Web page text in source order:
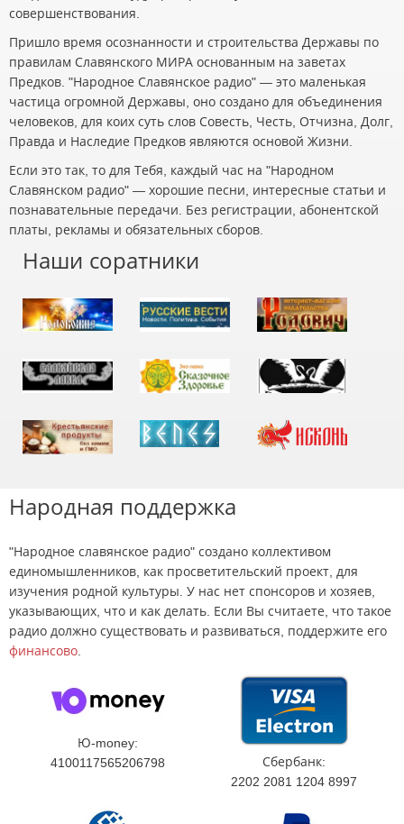
совершенствования.
Пришло время осознанности и строительства Державы по
правилам Славянского МИРА основанным на заветах
Предков. "Народное Славянское радио" — это маленькая
частица огромной Державы, оно создано для объединения
человеков, для коих суть слов Совесть, Честь, Отчизна, Долг,
Правда и Наследие Предков являются основой Жизни.
Если это так, то для Тебя, каждый час на "Народном
Славянском радио" — хорошие песни, интересные статьи и
познавательные передачи. Без регистрации, абонентской
платы, рекламы и обязательных сборов.
Наши соратники
Народная поддержка
"Народное славянское радио" создано коллективом
единомышленников, как просветительский проект, для
изучения родной культуры. У нас нет спонсоров и хозяев,
указывающих, что и как делать. Если Вы считаете, что такое
радио должно существовать и развиваться, поддержите его
финансово.
Ю-money:
4100117565206798
Сбербанк:
2202 2081 1204 8997